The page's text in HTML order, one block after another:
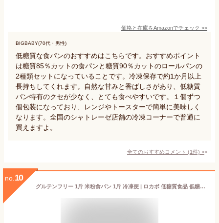
価格と在庫をAmazonでチェック >>
BIGBABY(70代・男性)
低糖質な食パンのおすすめはこちらです。おすすめポイント
は糖質85％カットの食パンと糖質90％カットのロールパンの
2種類セットになっていることです。冷凍保存で約1か月以上
長持ちしてくれます。自然な甘みと香ばしさがあり、低糖質
パン特有のクセが少なく、とても食べやすいです。１個ずつ
個包装になっており、レンジやトースターで簡単に美味しく
なります。全国のシャトレーゼ店舗の冷凍コーナーで普通に
買えますよ。
全てのおすすめコメント (1件) >
no. 10
グルテンフリー 1斤 米粉食パン 1斤 冷凍便 | ロカボ 低糖質食品 低糖質パン グルテンフリー クール冷凍便